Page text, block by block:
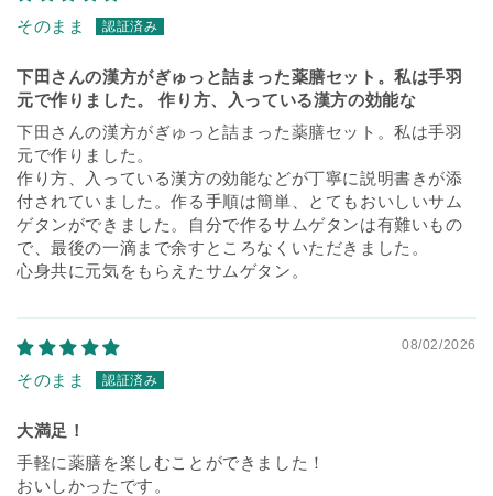
そのまま
下田さんの漢方がぎゅっと詰まった薬膳セット。私は手羽
元で作りました。 作り方、入っている漢方の効能な
下田さんの漢方がぎゅっと詰まった薬膳セット。私は手羽
元で作りました。
作り方、入っている漢方の効能などが丁寧に説明書きが添
付されていました。作る手順は簡単、とてもおいしいサム
ゲタンができました。自分で作るサムゲタンは有難いもの
で、最後の一滴まで余すところなくいただきました。
心身共に元気をもらえたサムゲタン。
08/02/2026
そのまま
大満足！
手軽に薬膳を楽しむことができました！
おいしかったです。